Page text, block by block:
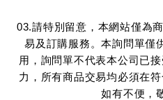
03.請特別留意，本網站僅為
易及訂購服務。本詢問單僅
用，詢問單不代表本公司已
力，所有商品交易均必須在
如有不便，